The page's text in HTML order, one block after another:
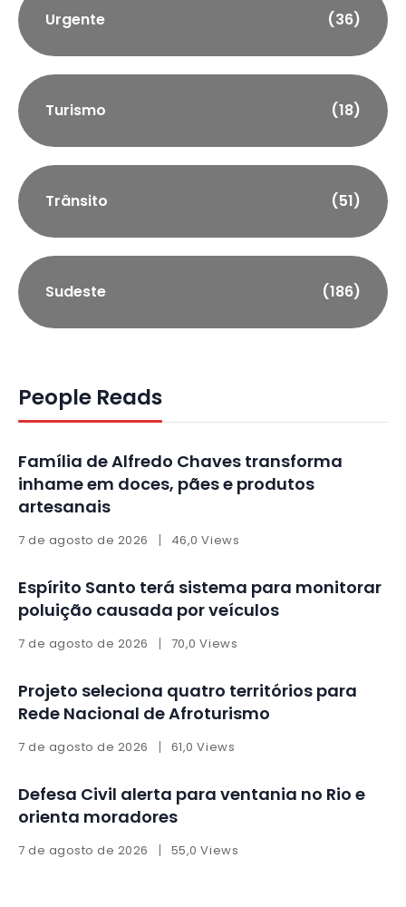
Urgente (36)
Turismo (18)
Trânsito (51)
Sudeste (186)
People Reads
Família de Alfredo Chaves transforma
inhame em doces, pães e produtos
artesanais
7 de agosto de 2026 46,0 Views
Espírito Santo terá sistema para monitorar
poluição causada por veículos
7 de agosto de 2026 70,0 Views
Projeto seleciona quatro territórios para
Rede Nacional de Afroturismo
7 de agosto de 2026 61,0 Views
Defesa Civil alerta para ventania no Rio e
orienta moradores
7 de agosto de 2026 55,0 Views